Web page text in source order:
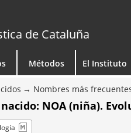
de Cataluña
Métodos El Instituto
Nombres más
NOA (niña).